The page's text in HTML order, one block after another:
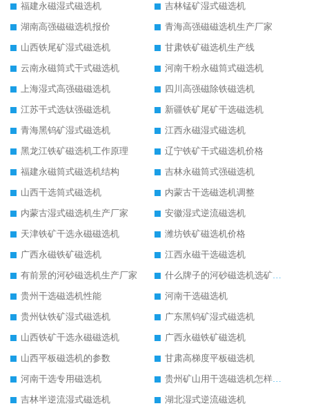
福建永磁湿式磁选机
吉林锰矿湿式磁选机
湖南高强磁磁选机报价
青海高强磁磁选机生产厂家
山西铁尾矿湿式磁选机
甘肃铁矿磁选机生产线
云南永磁筒式干式磁选机
河南干粉永磁筒式磁选机
上海湿式高强磁磁选机
四川高强磁除铁磁选机
江苏干式选钛强磁选机
新疆铁矿尾矿干选磁选机
青海黑钨矿湿式磁选机
江西永磁湿式磁选机
黑龙江铁矿磁选机工作原理
辽宁铁矿干式磁选机价格
福建永磁筒式磁选机结构
吉林永磁筒式强磁选机
山西干选筒式磁选机
内蒙古干选磁选机调整
内蒙古湿式磁选机生产厂家
安徽湿式逆流磁选机
天津铁矿干选永磁磁选机
潍坊铁矿磁选机价格
广西永磁铁矿磁选机
江西永磁干选磁选机
有前景的河砂磁选机生产厂家
什么牌子的河砂磁选机选矿效果好
贵州干选磁选机性能
河南干选磁选机
贵州钛铁矿湿式磁选机
广东黑钨矿湿式磁选机
山西铁矿干选永磁磁选机
广西永磁铁矿磁选机
山西平板磁选机的参数
甘肃高梯度平板磁选机
河南干选专用磁选机
贵州矿山用干选磁选机怎样调磁
吉林半逆流湿式磁选机
湖北湿式逆流磁选机